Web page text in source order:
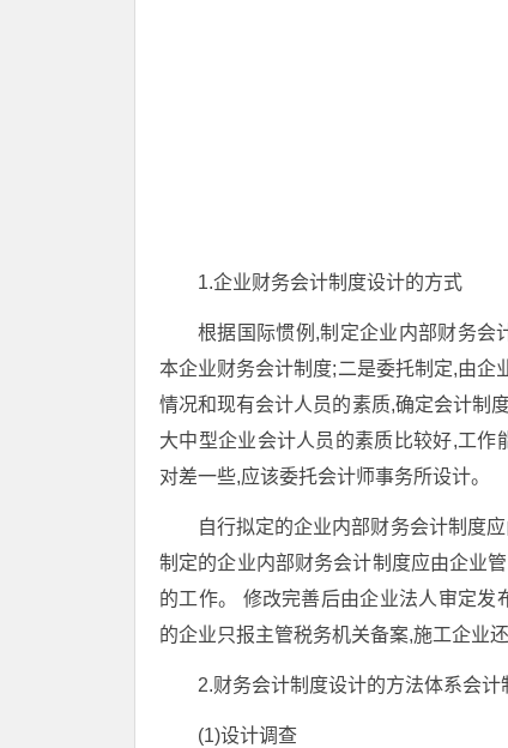
1.企业财务会计制度设计的方式
根据国际惯例,制定企业内部财务会
本企业财务会计制度;二是委托制定,由企
情况和现有会计人员的素质,确定会计制
大中型企业会计人员的素质比较好,工作
对差一些,应该委托会计师事务所设计。
自行拟定的企业内部财务会计制度
制定的企业内部财务会计制度应由企业
的工作。 修改完善后由企业法人审定发
的企业只报主管税务机关备案,施工企业
2.财务会计制度设计的方法体系会计
(1)设计调查